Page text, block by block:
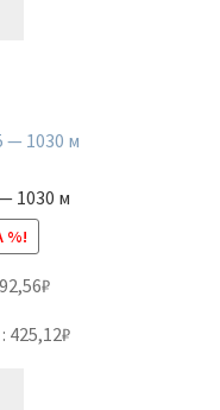
1030 м
%!
₽
425,12₽